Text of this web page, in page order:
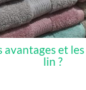
avantages et
lin ?